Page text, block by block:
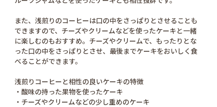
また、浅煎りのコーヒーは口の中をさっぱりとさせることも
できますので、チーズやクリームなどを使ったケーキと一緒
に楽しむのもおすすめ。チーズやクリームで、もったりとな
った口の中をさっぱりとさせ、最後までケーキをおいしく食
べることができます。
浅煎りコーヒーと相性の良いケーキの特徴
・酸味の持った果物を使ったケーキ
・チーズやクリームなどの少し重めのケーキ